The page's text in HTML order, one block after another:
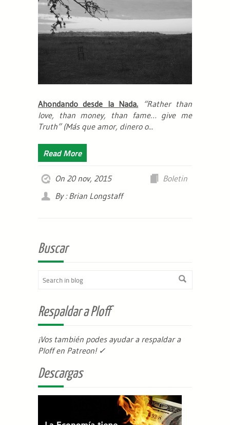
Ahondando desde la Nada.
“Rather than
love, than money, than fame… give me
Truth” (Más que amor, dinero o...
Read More
On 20 nov, 2015
Boletin
By : Brian Longstaff
Buscar
Respaldar a Ploff
¡Vos también podes ayudar a respaldar a
Ploff en Patreon! ✓
Descargas